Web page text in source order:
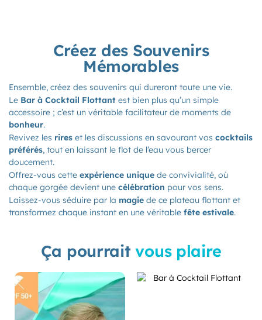
Créez des Souvenirs
Mémorables
Ensemble, créez des souvenirs qui dureront toute une vie.
Le Bar à Cocktail Flottant est bien plus qu’un simple
accessoire ; c’est un véritable facilitateur de moments de
bonheur.
Revivez les rires et les discussions en savourant vos cocktails
préférés, tout en laissant le flot de l’eau vous bercer
doucement.
Offrez-vous cette expérience unique de convivialité, où
chaque gorgée devient une célébration pour vos sens.
Laissez-vous séduire par la magie de ce plateau flottant et
transformez chaque instant en une véritable fête estivale.
Ça pourraitvous plaire